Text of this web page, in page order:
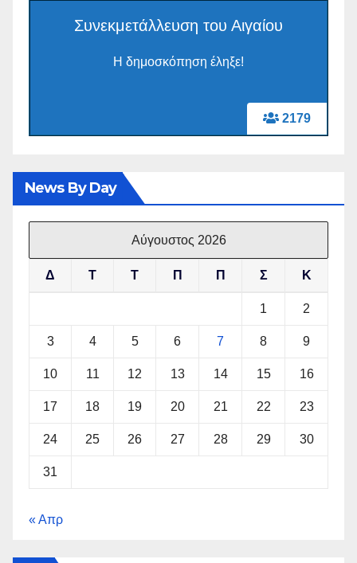
2179
Συνεκμετάλλευση του Αιγαίου
Η δημοσκόπηση έληξε!
News By Day
Αύγουστος 2026
Δ Τ Τ Π Π Σ Κ
1 2
3 4 5 6 7 8 9
10 11 12 13 14 15 16
17 18 19 20 21 22 23
24 25 26 27 28 29 30
31
« Απρ